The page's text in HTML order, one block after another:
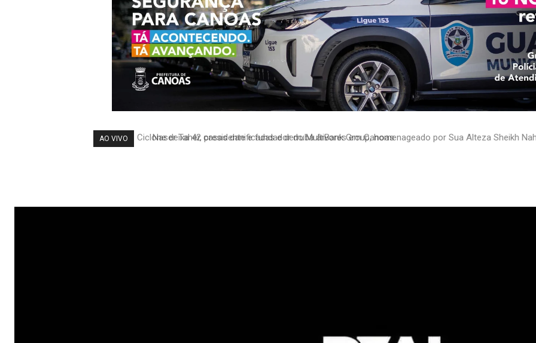
AO VIVO
Naser Taher, presidente e fundador do MultiBank Group, homenageado por Sua Alteza Sheikh